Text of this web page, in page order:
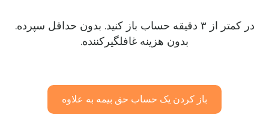
در کمتر از ۳ دقیقه حساب باز کنید. بدون حداقل سپرده.
بدون هزینه غافلگیرکننده.
باز کردن یک حساب حق بیمه به علاوه